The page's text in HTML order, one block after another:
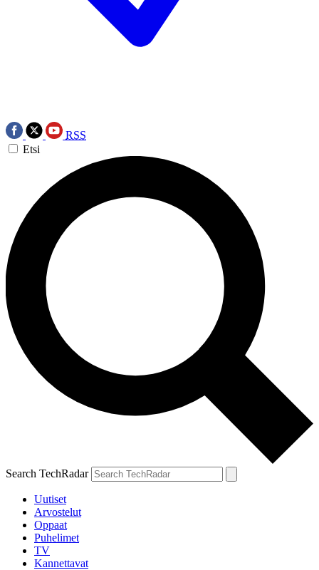
RSS
Etsi
Search TechRadar
Uutiset
Arvostelut
Oppaat
Puhelimet
TV
Kannettavat